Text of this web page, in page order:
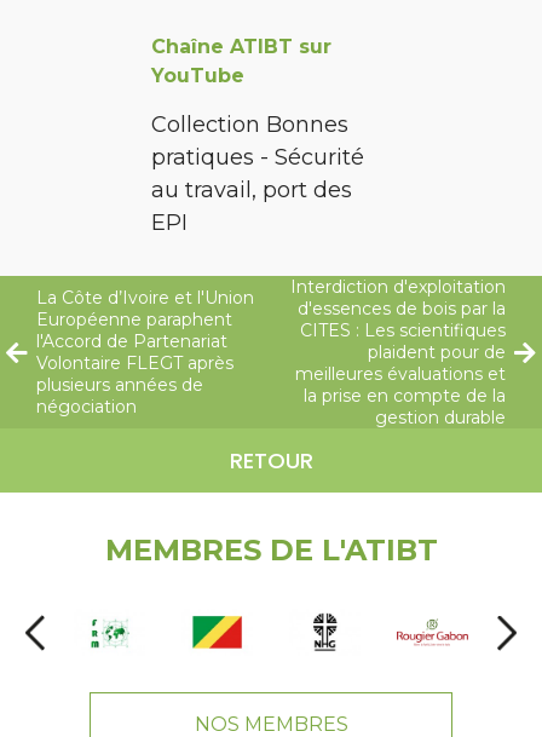
Chaîne ATIBT sur
YouTube
Collection Bonnes
pratiques - Sécurité
au travail, port des
EPI
La Côte d’Ivoire et l'Union
Européenne paraphent
l'Accord de Partenariat
Volontaire FLEGT après
plusieurs années de
négociation
RETOUR
Interdiction d'exploitation
d'essences de bois par la
CITES : Les scientifiques
plaident pour de
meilleures évaluations et
la prise en compte de la
gestion durable
MEMBRES DE L'ATIBT
NOS MEMBRES